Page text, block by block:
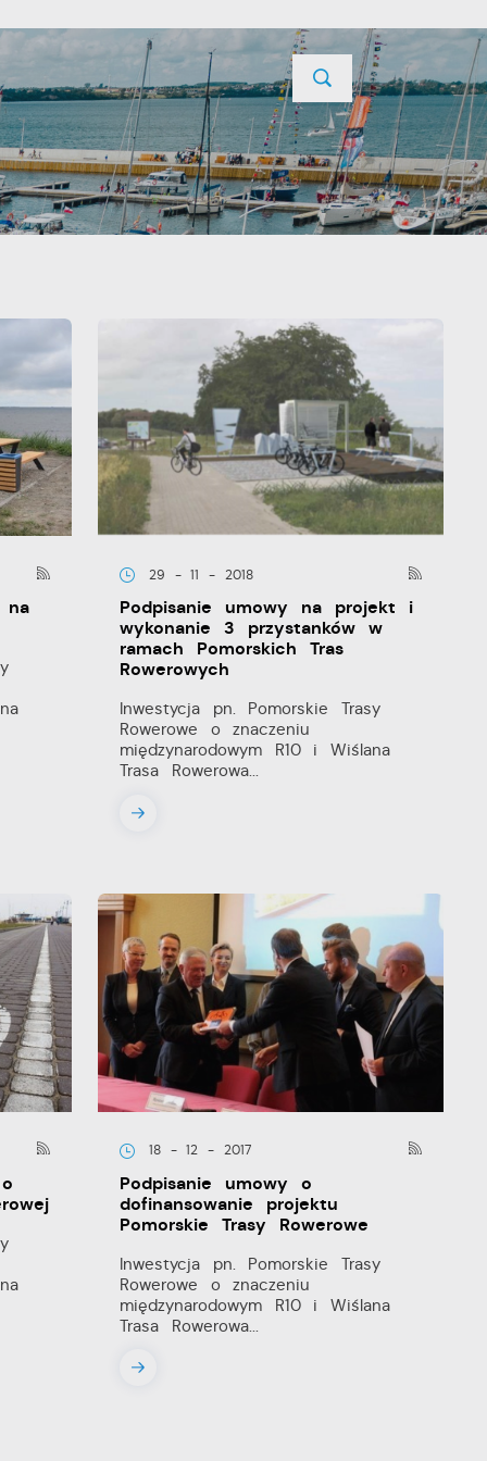
PROJEKTY UNIJNE KONTAKT
na
29 - 11 - 2018
Podpisanie umowy na projekt i
wykonanie 3 przystanków w
ramach Pomorskich Tras
Rowerowych
Inwestycja pn. Pomorskie Trasy
Rowerowe o znaczeniu
międzynarodowym R10 i Wiślana
Trasa Rowerowa...
18 - 12 - 2017
Podpisanie umowy o
dofinansowanie projektu
Pomorskie Trasy Rowerowe
Inwestycja pn. Pomorskie Trasy
Rowerowe o znaczeniu
międzynarodowym R10 i Wiślana
Trasa Rowerowa...